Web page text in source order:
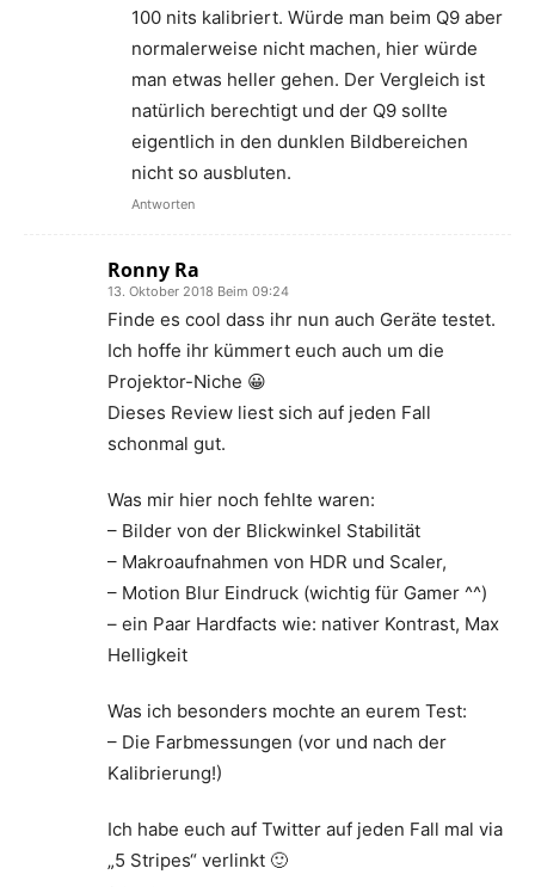
100 nits kalibriert. Würde man beim Q9 aber
normalerweise nicht machen, hier würde
man etwas heller gehen. Der Vergleich ist
natürlich berechtigt und der Q9 sollte
eigentlich in den dunklen Bildbereichen
nicht so ausbluten.
Antworten
Ronny Ra
13. Oktober 2018 Beim 09:24
Finde es cool dass ihr nun auch Geräte testet.
Ich hoffe ihr kümmert euch auch um die
Projektor-Niche 😀
Dieses Review liest sich auf jeden Fall
schonmal gut.
Was mir hier noch fehlte waren:
– Bilder von der Blickwinkel Stabilität
– Makroaufnahmen von HDR und Scaler,
– Motion Blur Eindruck (wichtig für Gamer ^^)
– ein Paar Hardfacts wie: nativer Kontrast, Max
Helligkeit
Was ich besonders mochte an eurem Test:
– Die Farbmessungen (vor und nach der
Kalibrierung!)
Ich habe euch auf Twitter auf jeden Fall mal via
„5 Stripes“ verlinkt 🙂